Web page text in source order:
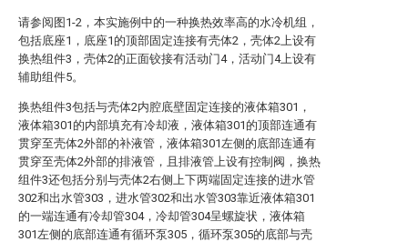
请参阅图1-2，本实施例中的一种换热效率高的水冷机组，
包括底座1，底座1的顶部固定连接有壳体2，壳体2上设有
换热组件3，壳体2的正面铰接有活动门4，活动门4上设有
辅助组件5。
换热组件3包括与壳体2内腔底壁固定连接的液体箱301，
液体箱301的内部填充有冷却液，液体箱301的顶部连通有
贯穿至壳体2外部的补液管，液体箱301左侧的底部连通有
贯穿至壳体2外部的排液管，且排液管上设有控制阀，换热
组件3还包括分别与壳体2右侧上下两端固定连接的进水管
302和出水管303，进水管302和出水管303靠近液体箱301
的一端连通有冷却管304，冷却管304呈螺旋状，液体箱
301左侧的底部连通有循环泵305，循环泵305的底部与壳